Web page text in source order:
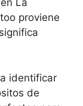
La
proviene
identificar
de